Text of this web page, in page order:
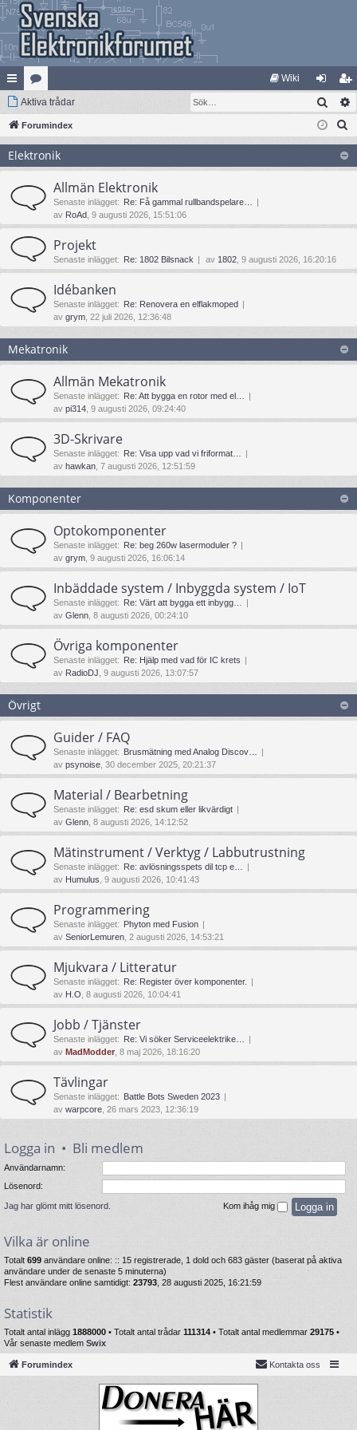
na
bb
lä
nk
ar
at
eg
ori
er
Wiki
og
ga
li
m
ed
le
Aktiva trådar Sök
Forumindex
Elektronik
Allmän Elektronik
Senaste inlägget: Re: Få gammal rullbandspelare…
av RoAd , 9 augusti 2026, 15:51:06
Projekt
Senaste inlägget: Re: 1802 Bilsnack av 1802 , 9 augusti 2026, 16:20:16
Idébanken
Senaste inlägget: Re: Renovera en elflakmoped
av grym , 22 juli 2026, 12:36:48
Mekatronik
Allmän Mekatronik
Senaste inlägget: Re: Att bygga en rotor med el…
av pi314 , 9 augusti 2026, 09:24:40
3D-Skrivare
Senaste inlägget: Re: Visa upp vad vi friformat…
av hawkan , 7 augusti 2026, 12:51:59
Komponenter
Optokomponenter
Senaste inlägget: Re: beg 260w lasermoduler ?
av grym , 9 augusti 2026, 16:06:14
Inbäddade system / Inbyggda system / IoT
Senaste inlägget: Re: Värt att bygga ett inbygg…
av Glenn , 8 augusti 2026, 00:24:10
Övriga komponenter
Senaste inlägget: Re: Hjälp med vad för IC krets
av RadioDJ , 9 augusti 2026, 13:07:57
Övrigt
Guider / FAQ
Senaste inlägget: Brusmätning med Analog Discov…
av psynoise , 30 december 2025, 20:21:37
Material / Bearbetning
Senaste inlägget: Re: esd skum eller likvärdigt
av Glenn , 8 augusti 2026, 14:12:52
Mätinstrument / Verktyg / Labbutrustning
Senaste inlägget: Re: avlösningsspets dil tcp e…
av Humulus , 9 augusti 2026, 10:41:43
Programmering
Senaste inlägget: Phyton med Fusion
av SeniorLemuren , 2 augusti 2026, 14:53:21
Mjukvara / Litteratur
Senaste inlägget: Re: Register över komponenter.
av H.O , 8 augusti 2026, 10:04:41
Jobb / Tjänster
Senaste inlägget: Re: Vi söker Serviceelektrike…
av MadModder , 8 maj 2026, 18:16:20
Tävlingar
Senaste inlägget: Battle Bots Sweden 2023
av warpcore , 26 mars 2023, 12:36:19
Logga in • Bli medlem
Användarnamn:
Lösenord:
Jag har glömt mitt lösenord. Kom ihåg mig
Vilka är online
Totalt 699 användare online: :: 15 registrerade, 1 dold och 683 gäster (baserat på aktiva
användare under de senaste 5 minuterna)
Flest användare online samtidigt: 23793 , 28 augusti 2025, 16:21:59
Statistik
Totalt antal inlägg 1888000 • Totalt antal trådar 111314 • Totalt antal medlemmar 29175 •
Vår senaste medlem Swix
Forumindex Kontakta oss